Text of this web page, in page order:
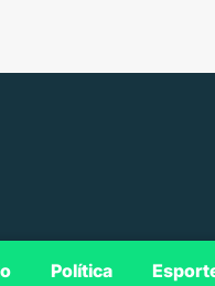
Política